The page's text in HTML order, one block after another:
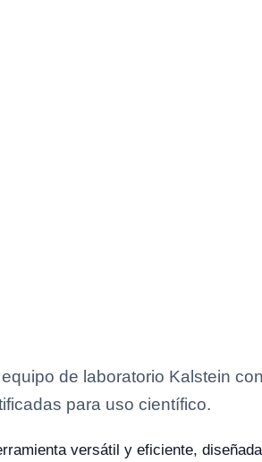
de laboratorio Kalstein
para uso científico.
versátil y eficiente,